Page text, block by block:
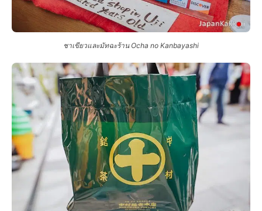
ชาเขียวและมัทฉะร้าน Ocha no Kanbayashi